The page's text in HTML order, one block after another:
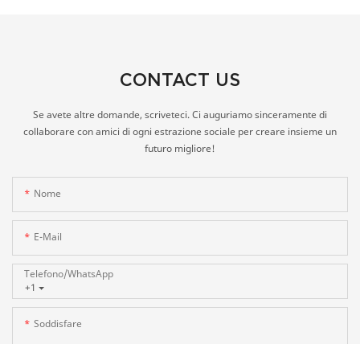
CONTACT US
Se avete altre domande, scriveteci. Ci auguriamo sinceramente di
collaborare con amici di ogni estrazione sociale per creare insieme un
futuro migliore!
Nome
E-Mail
+1
Telefono/WhatsApp
Soddisfare